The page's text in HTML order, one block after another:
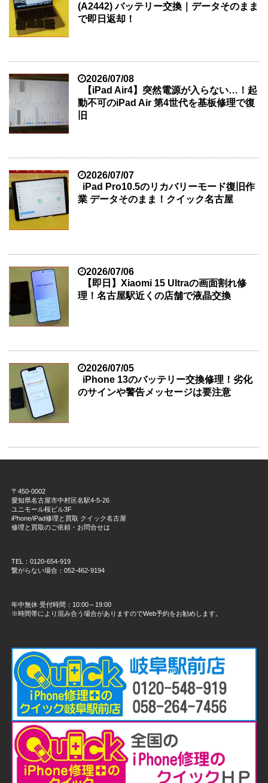
(A2442) バッテリー交換｜データそのまま
で即日返却！
2026/07/08
【iPad Air4】突然電源が入らない…！起
動不可のiPad Air 第4世代を基板修理で復
旧
2026/07/07
iPad Pro10.5のリカバリーモード復旧作
業 データそのまま！クイック名古屋
2026/07/06
【即日】Xiaomi 15 Ultraの画面割れ修
理！名古屋駅近くの店舗で液晶交換
2026/07/05
iPhone 13のバッテリー交換修理！劣化
のサインや警告メッセージは要注意
〒450-0002
愛知県名古屋市中村区名駅4-5-26
ユニモール桜ビル3F
iPhone/iPad修理と買取 クイック名古屋
修理と買取のご依頼・お問合せは
TEL：0120-654-919
繋がらない場合：052-462-9194
年中無休 受付時間：10:00～19:00
※時間帯により混み合う場合がありますのでWeb予約をお勧めします。